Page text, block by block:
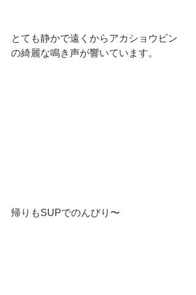
とても静かで遠くからアカショウビン
の綺麗な鳴き声が響いています。
帰りもSUPでのんびり〜